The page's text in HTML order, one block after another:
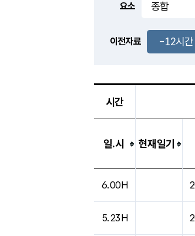
-
요소
이전자료 -12시간
시간
일.시 현재일기
6.00H
5.23H